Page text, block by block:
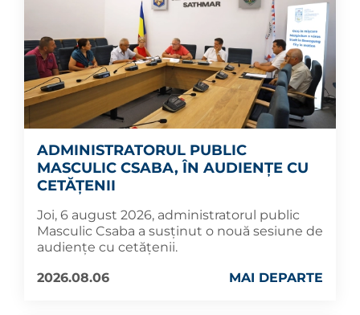
ADMINISTRATORUL PUBLIC
MASCULIC CSABA, ÎN AUDIENȚE CU
CETĂȚENII
Joi, 6 august 2026, administratorul public
Masculic Csaba a susținut o nouă sesiune de
audiențe cu cetățenii.
2026.08.06
MAI DEPARTE